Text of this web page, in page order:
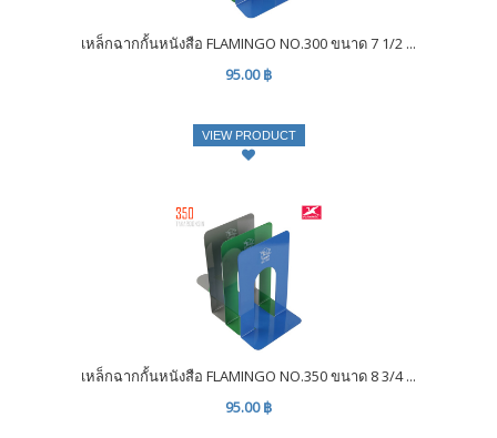
เหล็กฉากกั้นหนังสือ FLAMINGO NO.300 ขนาด 7 1/2 ...
95.00 ฿
VIEW PRODUCT
เหล็กฉากกั้นหนังสือ FLAMINGO NO.350 ขนาด 8 3/4 ...
95.00 ฿